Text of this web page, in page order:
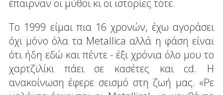
έπαιρναν οι μύθοι κι οι ιστορίες τότε.
Το 1999 είμαι πια 16 χρονών, έχω αγοράσει
όχι μόνο όλα τα Metallica αλλά η φάση είναι
ότι ήδη εδώ και πέντε - έξι χρόνια όλο μου το
χαρτζιλίκι πάει σε κασέτες και cd. Η
ανακοίνωση έφερε σεισμό στη ζωή μας. «Ρε